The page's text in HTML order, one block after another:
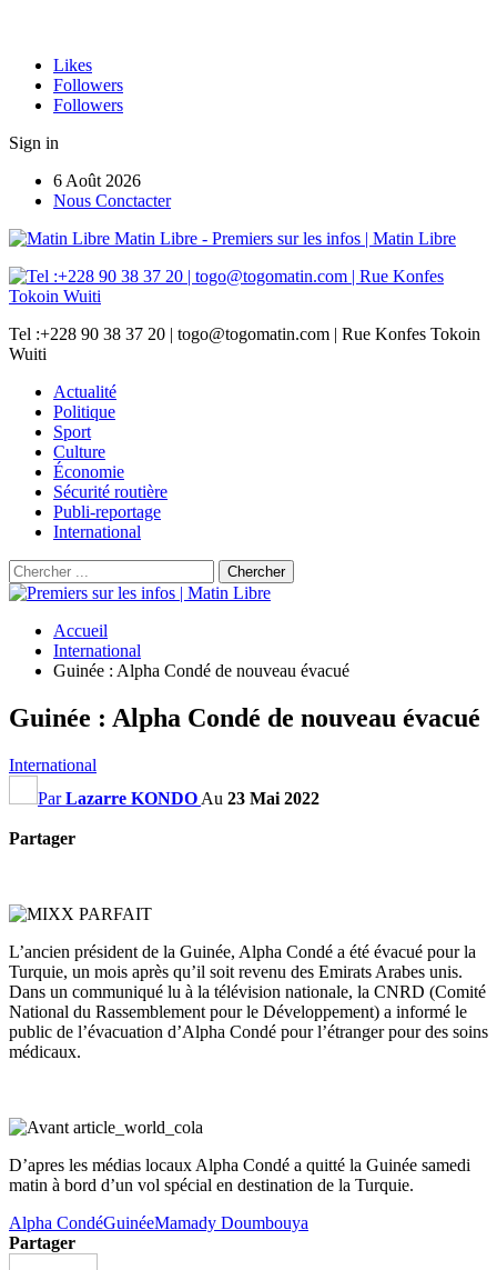
Likes
Followers
Followers
Sign in
6 Août 2026
Nous Conctacter
Matin Libre - Premiers sur les infos | Matin Libre
Tel :+228 90 38 37 20 | togo@togomatin.com | Rue Konfes Tokoin
Wuiti
Actualité
Politique
Sport
Culture
Économie
Sécurité routière
Publi-reportage
International
Accueil
International
Guinée : Alpha Condé de nouveau évacué
Guinée : Alpha Condé de nouveau évacué
International
ParLazarre KONDO Au 23 Mai 2022
Partager
L’ancien président de la Guinée, Alpha Condé a été évacué pour la
Turquie, un mois après qu’il soit revenu des Emirats Arabes unis.
Dans un communiqué lu à la télévision nationale, la CNRD (Comité
National du Rassemblement pour le Développement) a informé le
public de l’évacuation d’Alpha Condé pour l’étranger pour des soins
médicaux.
D’apres les médias locaux Alpha Condé a quitté la Guinée samedi
matin à bord d’un vol spécial en destination de la Turquie.
Alpha CondéGuinéeMamady Doumbouya
Partager